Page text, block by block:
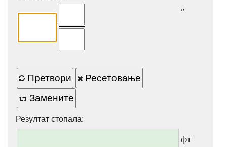
″
Претвори
Ресетовање
Замените
Резултат стопала:
фт